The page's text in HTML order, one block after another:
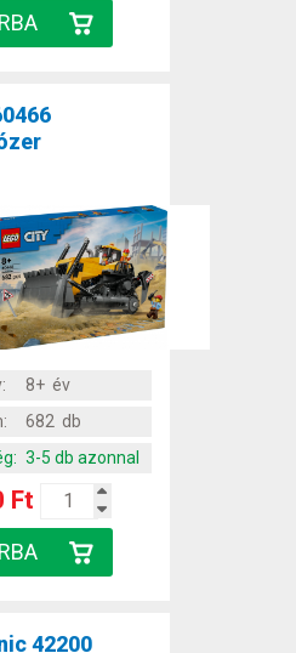
8+ év
682 db
3-5 db azonnal
Ft
42200